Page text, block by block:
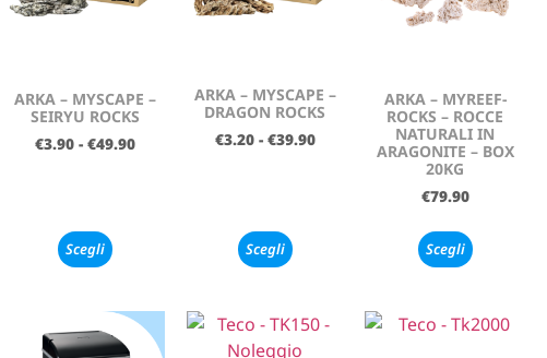
ARKA – MYSCAPE –
SEIRYU ROCKS
€3.90 - €49.90
Scegli
ARKA – MYSCAPE –
DRAGON ROCKS
€3.20 - €39.90
Scegli
ARKA – MYREEF-
ROCKS – ROCCE
NATURALI IN
ARAGONITE – BOX
20KG
€79.90
Scegli